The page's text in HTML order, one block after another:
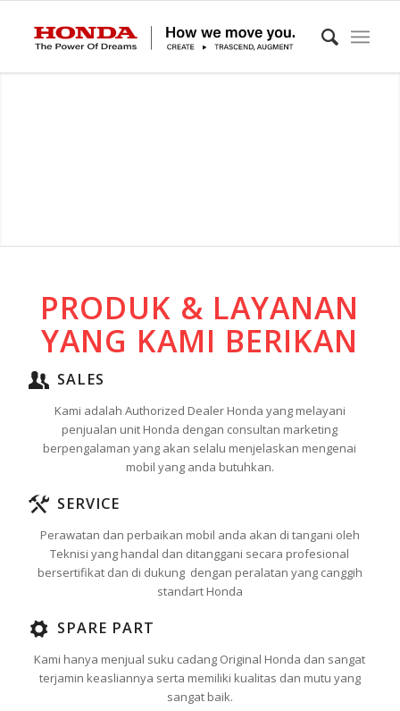
PRODUK & LAYANAN
YANG KAMI BERIKAN
SALES
Kami adalah Authorized Dealer Honda yang melayani
penjualan unit Honda dengan consultan marketing
berpengalaman yang akan selalu menjelaskan mengenai
mobil yang anda butuhkan.
SERVICE
Perawatan dan perbaikan mobil anda akan di tangani oleh
Teknisi yang handal dan ditanggani secara profesional
bersertifikat dan di dukung dengan peralatan yang canggih
standart Honda
SPARE PART
Kami hanya menjual suku cadang Original Honda dan sangat
terjamin keasliannya serta memiliki kualitas dan mutu yang
sangat baik.